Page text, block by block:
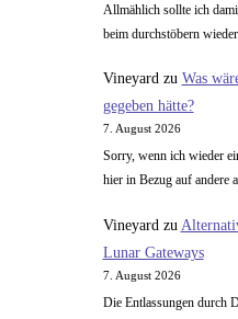
Allmählich sollte ich
beim durchstöbern
Vineyard zu Was
gegeben hätte?
7. August 2026
Sorry, wenn ich wieder
hier in Bezug auf andere
Vineyard zu
Lunar Gateways
7. August 2026
Die Entlassungen durch